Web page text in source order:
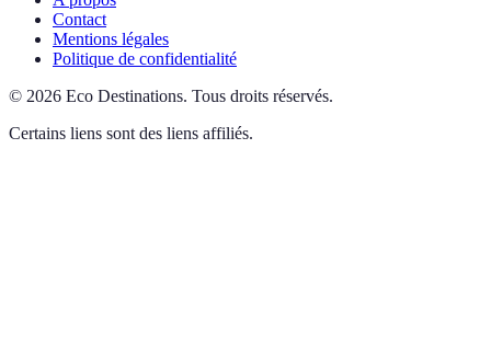
Contact
Mentions légales
Politique de confidentialité
© 2026 Eco Destinations. Tous droits réservés.
Certains liens sont des liens affiliés.